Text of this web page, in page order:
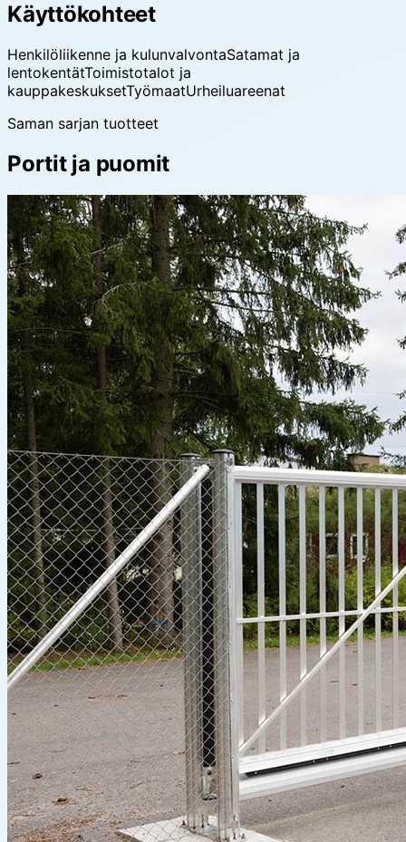
Käyttökohteet
Henkilöliikenne ja kulunvalvontaSatamat ja
lentokentätToimistotalot ja
kauppakeskuksetTyömaatUrheiluareenat
Saman sarjan tuotteet
Portit ja puomit